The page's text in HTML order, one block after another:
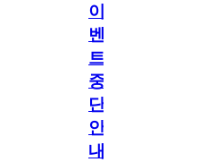
이
벤
트
중
단
안
내